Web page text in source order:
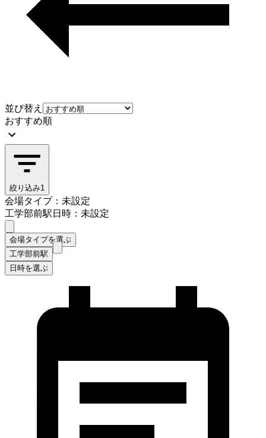
並び替え
おすすめ順
絞り込み1
会場タイプ：未設定
工学部前駅日時：未設定
会場タイプを選ぶ
工学部前駅
日時を選ぶ